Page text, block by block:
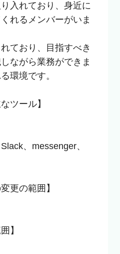
入れており、身近に
れるメンバーがいま
ており、目指すべき
ながら業務ができま
環境です。
ツール】
、messenger、
更の範囲】
】